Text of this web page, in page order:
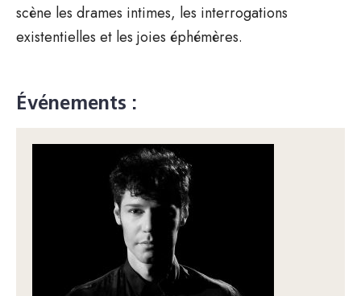
scène les drames intimes, les interrogations
existentielles et les joies éphémères.
Événements :